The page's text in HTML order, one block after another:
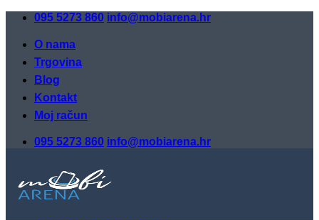
Skip
content
095 5273 860 info@mobiarena.hr
O nama
Trgovina
Blog
Kontakt
Moj račun
095 5273 860 info@mobiarena.hr